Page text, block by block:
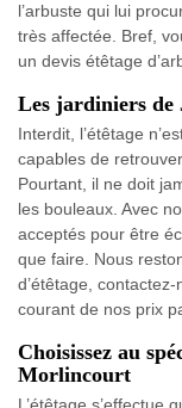
l’arbuste qui lui
très affectée. Bref,
un devis étêtage
Les jardiniers de
Interdit, l’étêtage
capables de
Pourtant, il ne doit
les bouleaux. Avec
acceptés pour être
que faire. Nous
d’étêtage,
courant de nos prix
Choisissez au
Morlincourt